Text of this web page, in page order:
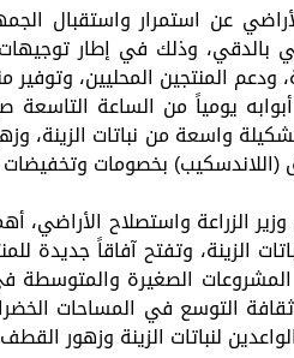
عن استمرار واستقبال
بالدقي، وذلك في إطار
ودعم المنتجين المحليين،
يومياً من الساعة
واسعة من نباتات الزينة،
(اللاندسكيب) بخصومات وتخفيضات
الزراعة واستصلاح
الزينة، وتفتح آفاقاً جديدة
الصغيرة والمتوسطة
التوسع في المساحات
لنباتات الزينة وزهور